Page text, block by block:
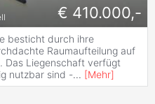
€ 410.000,-
besticht durch ihre
Raumaufteilung auf
Das Liegenschaft verfügt
nutzbar sind -... [Mehr]